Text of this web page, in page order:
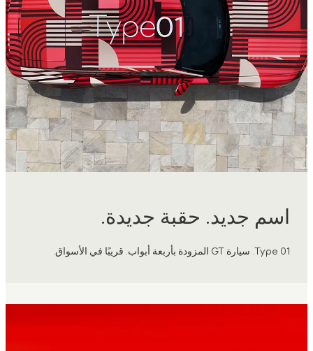
اسم جديد. حقبة جديدة.
Type 01. سيارة GT المزودة بأربعة أبواب. قريبًا في الأسواق.